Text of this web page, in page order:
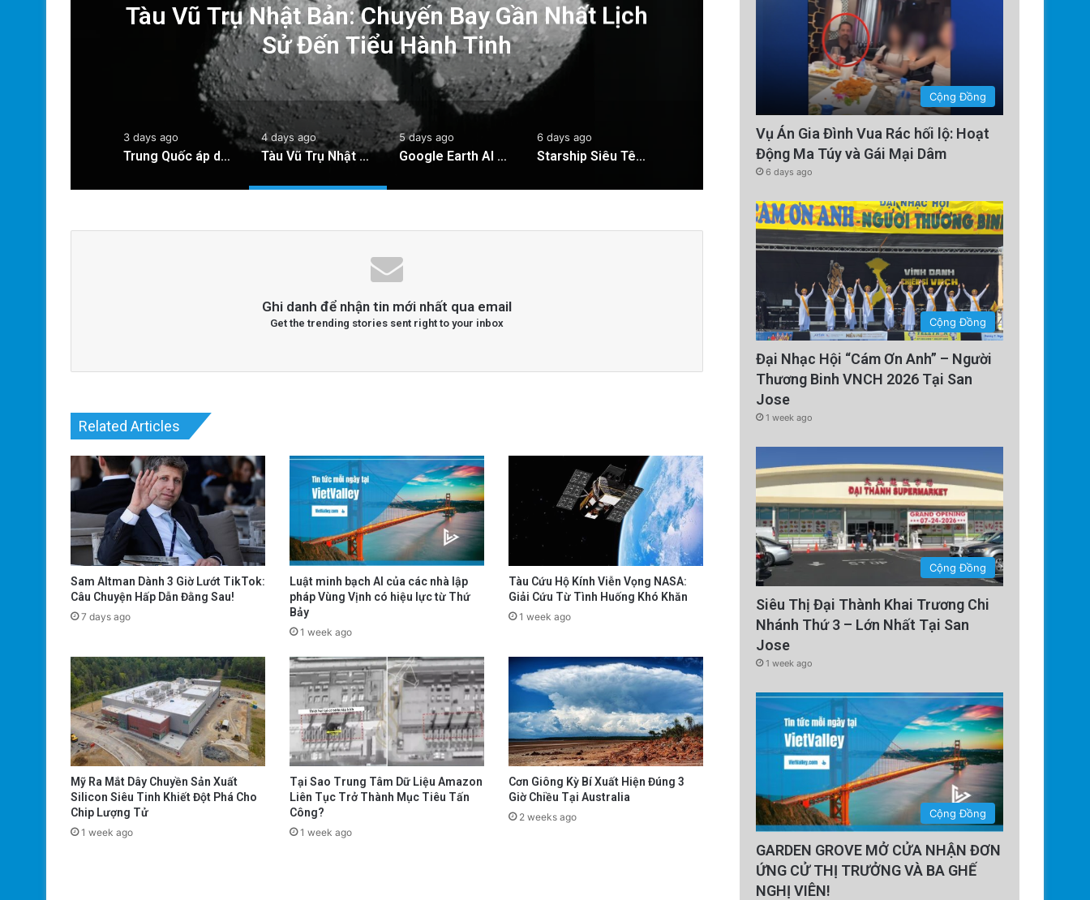
Tàu Vũ Trụ Nhật Bản: Chuyến Bay Gần Nhất Lịch
Sử Đến Tiểu Hành Tinh
Google Earth AI Bị Rút Gấp
3 days ago
Trung Quốc áp dụng công nghệ lượng tử để ngăn chặn tình trạng mất điện diện rộng
4 days ago
Tàu Vũ Trụ Nhật Bản: Chuyến Bay Gần Nhất Lịch Sử Đến Tiểu Hành Tinh
5 days ago
Google Earth AI Bị Rút Gấp Vì Cơn Bão Deepfake
6 days ago
Starship Siêu Tên Lửa: 6 Ngày Trôi Nổi Trên Biển Sau Hạ Cánh!
Ghi danh để nhận tin mới nhất qua email
Get the trending stories sent right to your inbox
Related Articles
Sam Altman Dành 3 Giờ Lướt TikTok:
Câu Chuyện Hấp Dẫn Đằng Sau!
7 days ago
Luật minh bạch AI của các nhà lập
pháp Vùng Vịnh có hiệu lực từ Thứ
Bảy
1 week ago
Tàu Cứu Hộ Kính Viễn Vọng NASA:
Giải Cứu Từ Tình Huống Khó Khăn
1 week ago
Mỹ Ra Mắt Dây Chuyền Sản Xuất
Silicon Siêu Tinh Khiết Đột Phá Cho
Chip Lượng Tử
1 week ago
Tại Sao Trung Tâm Dữ Liệu Amazon
Liên Tục Trở Thành Mục Tiêu Tấn
Công?
1 week ago
Cơn Giông Kỳ Bí Xuất Hiện Đúng 3
Giờ Chiều Tại Australia
2 weeks ago
Cộng Đồng
Vụ Án Gia Đình Vua Rác hối lộ: Hoạt
Động Ma Túy và Gái Mại Dâm
6 days ago
Cộng Đồng
Đại Nhạc Hội “Cám Ơn Anh” – Người
Thương Binh VNCH 2026 Tại San
Jose
1 week ago
Cộng Đồng
Siêu Thị Đại Thành Khai Trương Chi
Nhánh Thứ 3 – Lớn Nhất Tại San
Jose
1 week ago
Cộng Đồng
GARDEN GROVE MỞ CỬA NHẬN ĐƠN
ỨNG CỬ THỊ TRƯỞNG VÀ BA GHẾ
NGHỊ VIÊN!